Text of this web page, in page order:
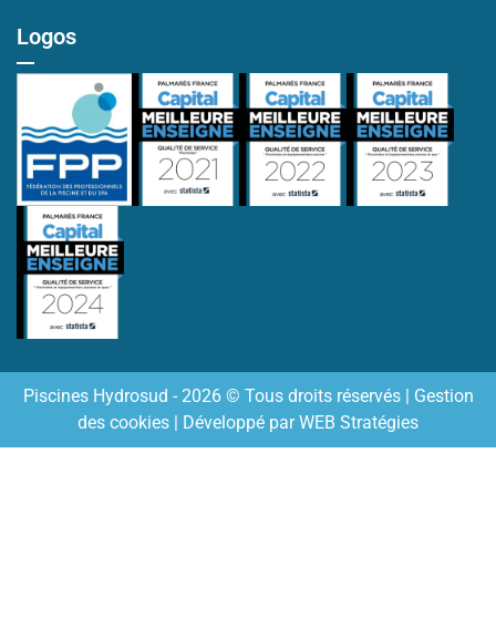
Logos
Piscines Hydrosud - 2026 © Tous droits réservés | Gestion
des cookies | Développé parWEB Stratégies